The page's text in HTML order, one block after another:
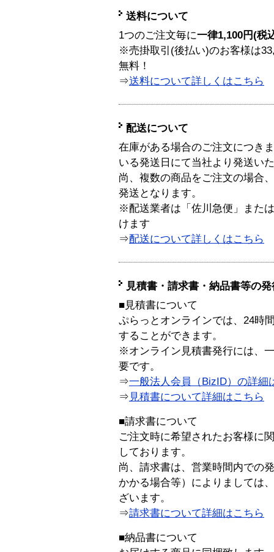
送料について
1つのご注文毎に一律1,100円(税
※売掛取引(後払い)のお客様は
無料！
⇒送料について詳しくはこちら
配送について
在庫がある場合のご注文につき
いる発送日にて当社より発送い
尚、複数の商品をご注文の場合
発送となります。
※配送業者は「佐川急便」また
けます
⇒配送について詳しくはこちら
見積書・請求書・納品書等の
■見積書について
ぷらっとオンラインでは、24時
することができます。
※オンライン見積書発行には、
要です。
⇒一般法人会員（BizID）の詳細
⇒ 見積書について詳細はこちら
■請求書について
ご注文時に希望されたお客様に
しております。
尚、請求書は、営業時間内での
かかる場合等）によりましては
ざいます。
⇒請求書について詳細はこちら
■納品書について